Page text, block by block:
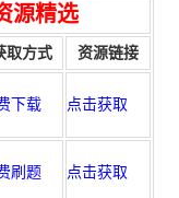
源精选
取方式 资源链接
下载 点击获取
刷题 点击获取